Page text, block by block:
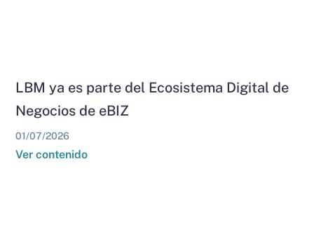
LBM ya es parte del Ecosistema Digital de
Negocios de eBIZ
01/07/2026
Ver contenido